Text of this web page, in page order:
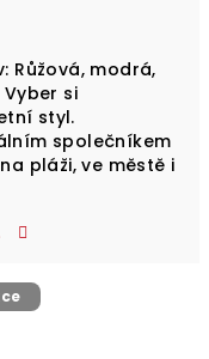
Růžová, modrá,
si
styl.
společníkem
pláži, ve městě i